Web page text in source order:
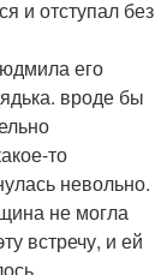
и отступал без
его
вроде бы
то
невольно.
не могла
встречу, и ей